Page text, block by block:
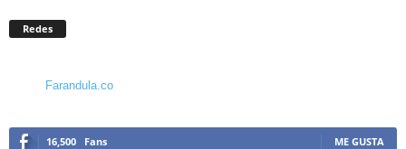
Redes
Farandula.co
16,500 Fans ME GUSTA